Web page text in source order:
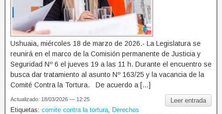
Ushuaia, miércoles 18 de marzo de 2026.- La Legislatura se
reunirá en el marco de la Comisión permanente de Justicia y
Seguridad Nº 6 el jueves 19 a las 11 h. Durante el encuentro se
busca dar tratamiento al asunto Nº 163/25 y la vacancia de la
Comité Contra la Tortura. De acuerdo a […]
Leer entrada
Actualizado: 18/03/2026 — 12:25
Etiquetas: comite contra la tortura
Derechos